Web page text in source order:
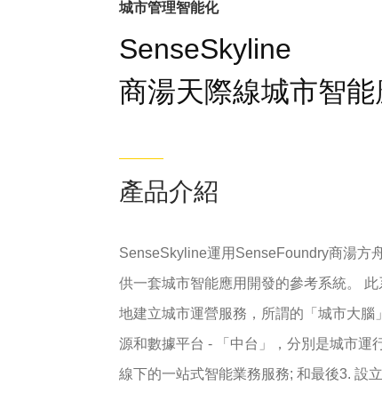
城市管理智能化
SenseSkyline
商湯天際線城市智
產品介紹
SenseSkyline運用SenseFoundry商湯方
供一套城市智能應用開發的參考系統。
地建立城市運營服務，所謂的「城市大
源和數據平台 - 「中台」，分別是城市運
線下的一站式智能業務服務; 和最後3. 設